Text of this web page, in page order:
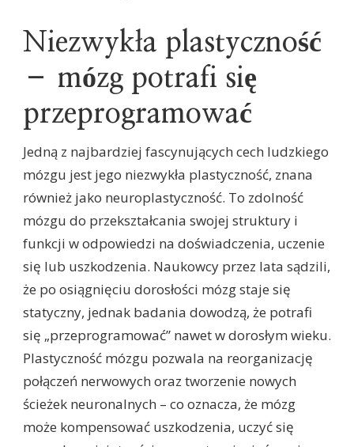
Niezwykła plastyczność
– mózg potrafi się
przeprogramować
Jedną z najbardziej fascynujących cech ludzkiego
mózgu jest jego niezwykła plastyczność, znana
również jako neuroplastyczność. To zdolność
mózgu do przekształcania swojej struktury i
funkcji w odpowiedzi na doświadczenia, uczenie
się lub uszkodzenia. Naukowcy przez lata sądzili,
że po osiągnięciu dorosłości mózg staje się
statyczny, jednak badania dowodzą, że potrafi
się „przeprogramować” nawet w dorosłym wieku.
Plastyczność mózgu pozwala na reorganizację
połączeń nerwowych oraz tworzenie nowych
ścieżek neuronalnych – co oznacza, że mózg
może kompensować uszkodzenia, uczyć się